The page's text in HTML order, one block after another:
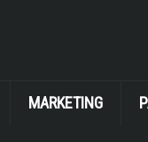
MARKETING